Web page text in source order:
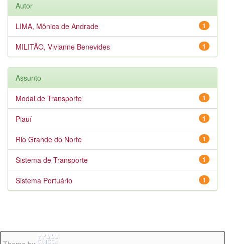
Autor
1
LIMA, Mônica de Andrade
1
MILITÃO, Vivianne Benevides
Assunto
1
Modal de Transporte
1
Piauí
1
Rio Grande do Norte
1
Sistema de Transporte
1
Sistema Portuário